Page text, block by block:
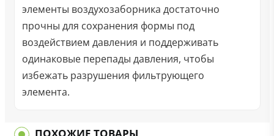
элементы воздухозаборника достаточно
прочны для сохранения формы под
воздействием давления и поддерживать
одинаковые перепады давления, чтобы
избежать разрушения фильтрующего
элемента.